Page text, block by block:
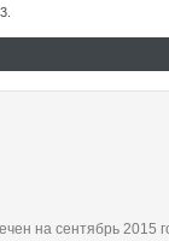
на сентябрь 2015